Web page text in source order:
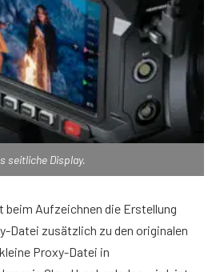
seitliche Display.
beim Aufzeichnen die Erstellung
Datei zusätzlich zu den originalen
Proxy-Datei in